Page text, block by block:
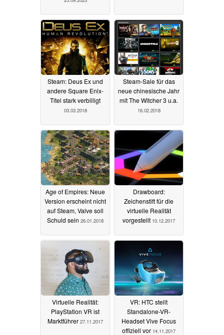
Steam: Deus Ex und
andere Square Enix-
Titel stark verbilligt
03.03.2018
Steam-Sale für das
neue chinesische Jahr
mit The Witcher 3 u.a.
16.02.2018
Age of Empires: Neue
Version erscheint nicht
auf Steam, Valve soll
Schuld sein 26.01.2018
Drawboard:
Zeichenstift für die
virtuelle Realität
vorgestellt 10.12.2017
Virtuelle Realität:
PlayStation VR ist
Marktführer 27.11.2017
VR: HTC stellt
Standalone-VR-
Headset Vive Focus
offiziell vor 14.11.2017